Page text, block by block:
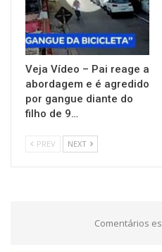
Veja Vídeo – Pai reage a
abordagem e é agredido
por gangue diante do
filho de 9…
PREV NEXT
Comentários